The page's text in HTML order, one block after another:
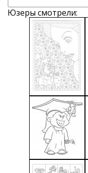
Юзеры смотрели: